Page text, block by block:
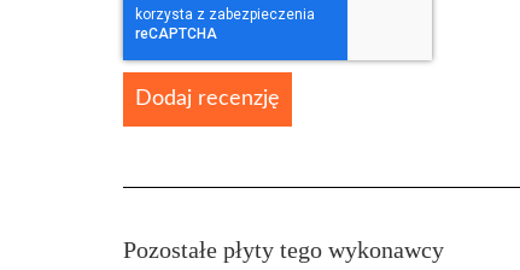
Dodaj recenzję
Pozostałe płyty tego wykonawcy